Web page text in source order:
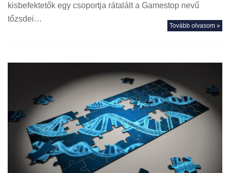
kisbefektetők egy csoportja rátalált a Gamestop nevű
tőzsdei…
Tovább olvasom »